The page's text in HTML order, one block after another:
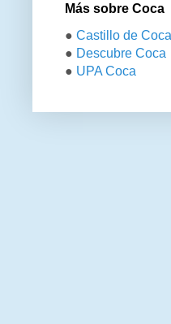
Más sobre Coca
● Castillo de Coca
● Descubre Coca
● UPA Coca